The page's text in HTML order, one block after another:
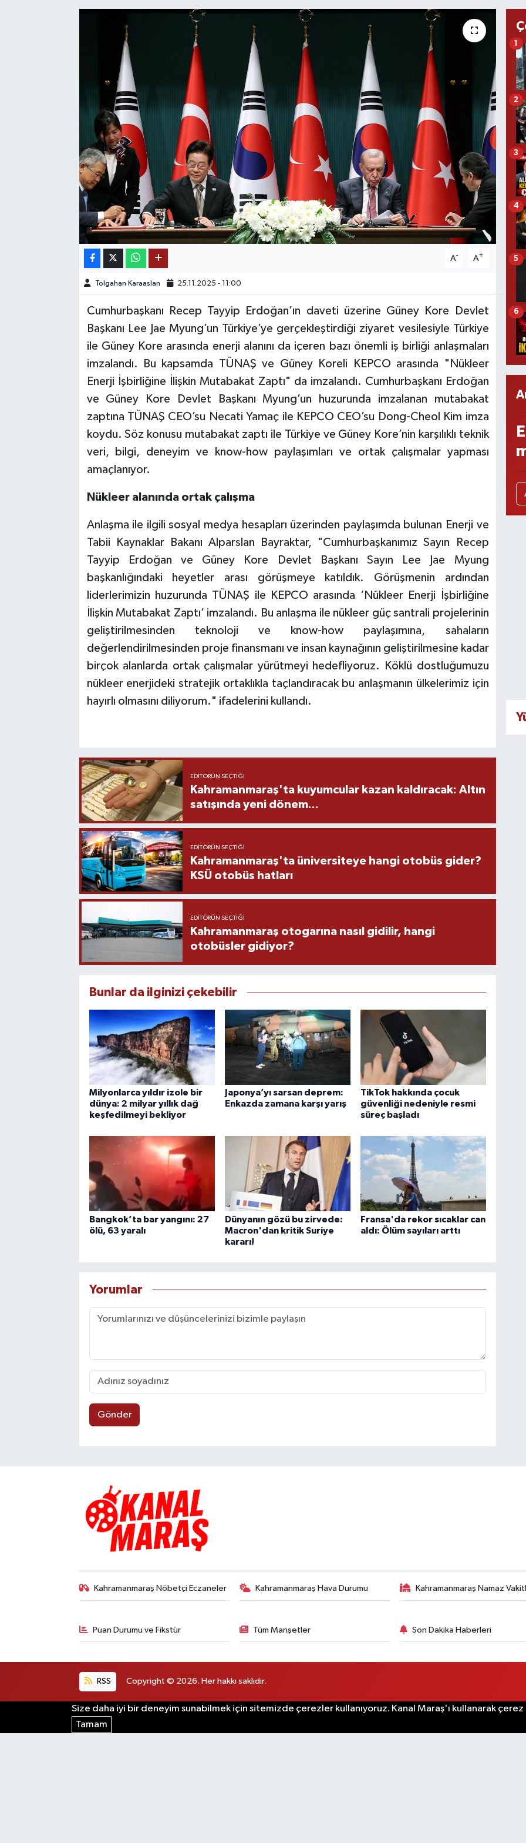
A- A+
Tolgahan Karaaslan 25.11.2025 - 11:00
Cumhurbaşkanı Recep Tayyip Erdoğan’ın daveti üzerine Güney Kore Devlet
Başkanı Lee Jae Myung’un Türkiye’ye gerçekleştirdiği ziyaret vesilesiyle Türkiye
ile Güney Kore arasında enerji alanını da içeren bazı önemli iş birliği anlaşmaları
imzalandı. Bu kapsamda TÜNAŞ ve Güney Koreli KEPCO arasında "Nükleer
Enerji İşbirliğine İlişkin Mutabakat Zaptı" da imzalandı. Cumhurbaşkanı Erdoğan
ve Güney Kore Devlet Başkanı Myung’un huzurunda imzalanan mutabakat
zaptına TÜNAŞ CEO’su Necati Yamaç ile KEPCO CEO’su Dong-Cheol Kim imza
koydu. Söz konusu mutabakat zaptı ile Türkiye ve Güney Kore’nin karşılıklı teknik
veri, bilgi, deneyim ve know-how paylaşımları ve ortak çalışmalar yapması
amaçlanıyor.
Nükleer alanında ortak çalışma
Anlaşma ile ilgili sosyal medya hesapları üzerinden paylaşımda bulunan Enerji ve
Tabii Kaynaklar Bakanı Alparslan Bayraktar, "Cumhurbaşkanımız Sayın Recep
Tayyip Erdoğan ve Güney Kore Devlet Başkanı Sayın Lee Jae Myung
başkanlığındaki heyetler arası görüşmeye katıldık. Görüşmenin ardından
liderlerimizin huzurunda TÜNAŞ ile KEPCO arasında ‘Nükleer Enerji İşbirliğine
İlişkin Mutabakat Zaptı’ imzalandı. Bu anlaşma ile nükleer güç santrali projelerinin
geliştirilmesinden teknoloji ve know-how paylaşımına, sahaların
değerlendirilmesinden proje finansmanı ve insan kaynağının geliştirilmesine kadar
birçok alanlarda ortak çalışmalar yürütmeyi hedefliyoruz. Köklü dostluğumuzu
nükleer enerjideki stratejik ortaklıkla taçlandıracak bu anlaşmanın ülkelerimiz için
hayırlı olmasını diliyorum." ifadelerini kullandı.
EDITÖRÜN SEÇTIĞI
Kahramanmaraş'ta kuyumcular kazan kaldıracak: Altın
satışında yeni dönem...
EDITÖRÜN SEÇTIĞI
Kahramanmaraş'ta üniversiteye hangi otobüs gider?
KSÜ otobüs hatları
EDITÖRÜN SEÇTIĞI
Kahramanmaraş otogarına nasıl gidilir, hangi
otobüsler gidiyor?
Bunlar da ilginizi çekebilir
Milyonlarca yıldır izole bir
dünya: 2 milyar yıllık dağ
keşfedilmeyi bekliyor
Japonya’yı sarsan deprem:
Enkazda zamana karşı yarış
TikTok hakkında çocuk
güvenliği nedeniyle resmi
süreç başladı
Bangkok’ta bar yangını: 27
ölü, 63 yaralı
Dünyanın gözü bu zirvede:
Macron'dan kritik Suriye
kararı!
Fransa'da rekor sıcaklar can
aldı: Ölüm sayıları arttı
Yorumlar
Gönder
1
2
3
4
5
6
Kahramanmaraş Nöbetçi Eczaneler Kahramanmaraş Hava Durumu Kahramanmaraş Namaz
Puan Durumu ve Fikstür Tüm Manşetler Son Dakika Haberleri
RSS Copyright © 2026. Her hakkı saklıdır.
Size daha iyi bir deneyim sunabilmek için sitemizde çerezler kullanıyoruz. Kanal Maraş'ı kullanarak çerez
Tamam
KÜLTÜR SANAT